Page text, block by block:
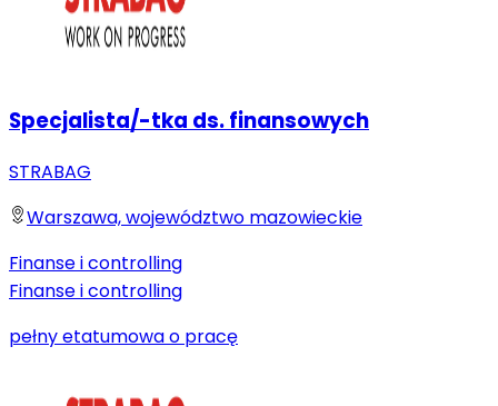
Specjalista/-tka ds. finansowych
STRABAG
Warszawa, województwo mazowieckie
Finanse i controlling
Finanse i controlling
pełny etatumowa o pracę